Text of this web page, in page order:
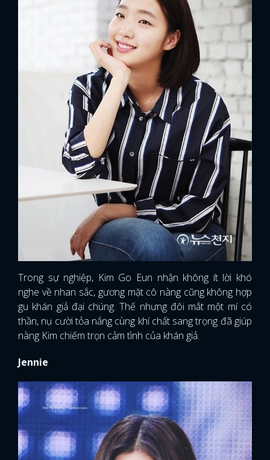
x
ĐĂNG NHẬP
Trong sự nghiệp, Kim Go Eun nhận không ít lời khó
nghe về nhan sắc, gương mặt cô nàng cũng không hợp
gu khán giả đại chúng. Thế nhưng đôi mắt một mí có
thần, nụ cười tỏa nắng cùng khí chất sang trọng đã giúp
nàng Kim chiếm trọn cảm tình của khán giả.
Jennie